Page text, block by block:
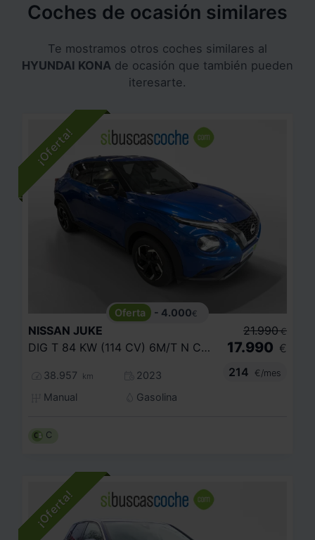
Coches de ocasión similares
Te mostramos otros coches similares al
HYUNDAI KONA de ocasión que también pueden
iteresarte.
- 4.000€
NISSAN JUKE
DIG T 84 KW (114 CV) 6M/T N CONNECTA
38.957 km
2023
Manual
Gasolina
21.990 €
17.990 €
214
€/mes
C